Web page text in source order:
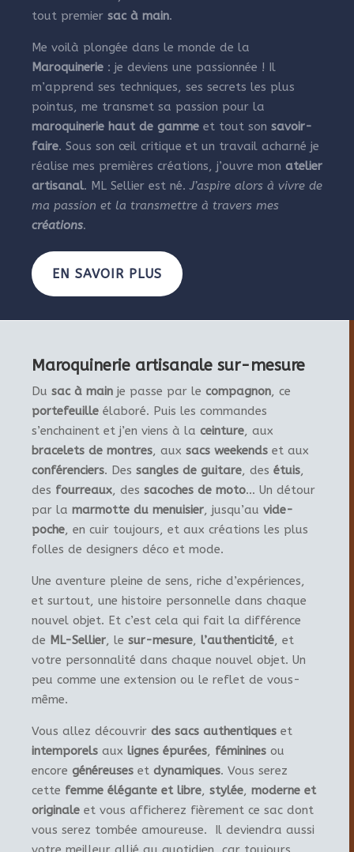
tout premier sac à main.
Me voilà plongée dans le monde de la
Maroquinerie : je deviens une passionnée ! Il
m’apprend ses techniques, ses secrets les plus
pointus, me transmet sa passion pour la
maroquinerie haut de gamme et tout son savoir-
faire. Sous son œil critique et un travail acharné je
réalise mes premières créations, j’ouvre mon atelier
artisanal. ML Sellier est né. J’aspire alors à vivre de
ma passion et la transmettre à travers mes
créations.
EN SAVOIR PLUS
Maroquinerie artisanale sur-mesure
Du sac à main je passe par le compagnon, ce
portefeuille élaboré. Puis les commandes
s’enchainent et j’en viens à la ceinture, aux
bracelets de montres, aux sacs weekends et aux
conférenciers. Des sangles de guitare, des étuis,
des fourreaux, des sacoches de moto… Un détour
par la marmotte du menuisier, jusqu’au vide-
poche, en cuir toujours, et aux créations les plus
folles de designers déco et mode.
Une aventure pleine de sens, riche d’expériences,
et surtout, une histoire personnelle dans chaque
nouvel objet. Et c’est cela qui fait la différence
de ML-Sellier, le sur-mesure, l’authenticité, et
votre personnalité dans chaque nouvel objet. Un
peu comme une extension ou le reflet de vous-
même.
Vous allez découvrir des sacs authentiques et
intemporels aux lignes épurées, féminines ou
encore généreuses et dynamiques. Vous serez
cette femme élégante et libre, stylée, moderne et
originale et vous afficherez fièrement ce sac dont
vous serez tombée amoureuse. Il deviendra aussi